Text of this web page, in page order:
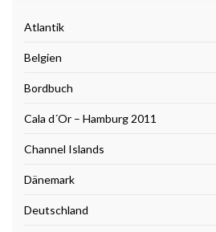
Atlantik
Belgien
Bordbuch
Cala d´Or – Hamburg 2011
Channel Islands
Dänemark
Deutschland